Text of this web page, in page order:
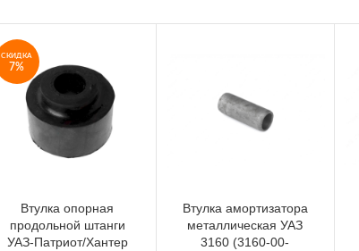
СКИДКА
7%
Втулка опорная
продольной штанги
УАЗ-Патриот/Хантер
Втулка амортизатора
металлическая УАЗ
3160 (3160-00-